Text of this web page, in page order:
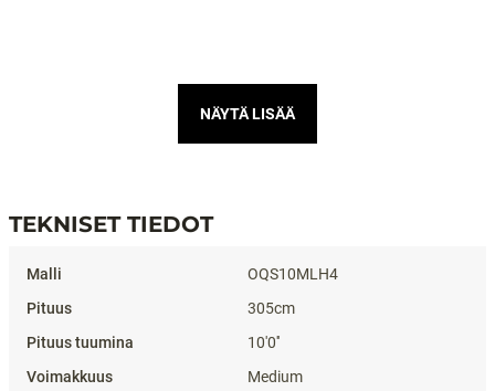
NÄYTÄ LISÄÄ
TEKNISET TIEDOT
OQS10MLH4
305cm
10'0''
Medium